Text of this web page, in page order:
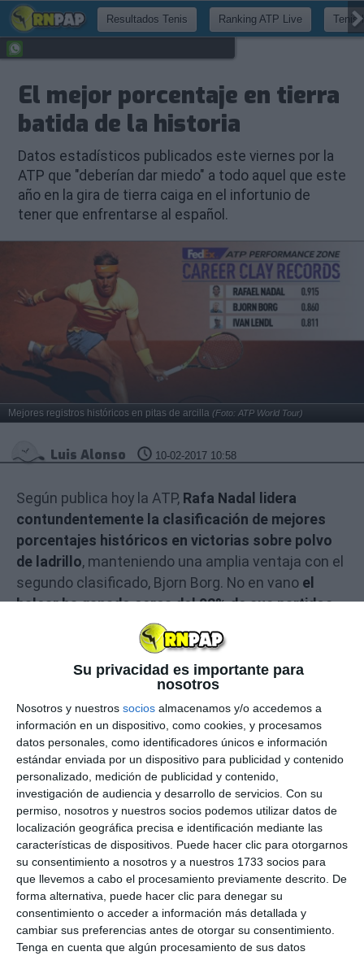
Su privacidad es importante para
nosotros
Nosotros y nuestros socios almacenamos y/o accedemos a
información en un dispositivo, como cookies, y procesamos
datos personales, como identificadores únicos e información
estándar enviada por un dispositivo para publicidad y contenido
personalizado, medición de publicidad y contenido,
investigación de audiencia y desarrollo de servicios. Con su
permiso, nosotros y nuestros socios podemos utilizar datos de
localización geográfica precisa e identificación mediante las
características de dispositivos. Puede hacer clic para otorgarnos
su consentimiento a nosotros y a nuestros 1733 socios para
que llevemos a cabo el procesamiento previamente descrito. De
forma alternativa, puede hacer clic para denegar su
consentimiento o acceder a información más detallada y
cambiar sus preferencias antes de otorgar su consentimiento.
Tenga en cuenta que algún procesamiento de sus datos
Resultados Tenis Ranking ATP Live Tenis
El mejor porcentaje en tierra
batida de la historia
Datos estadísticos publicados este viernes por la
ATP que "deberían dar miedo" a todo aquel que este
año en la gira de tierra caiga en el infortunio de
tener que enfrentarse al español.
Mejores registros históricos en pitas de arcilla (Foto: ATP World Tour)
Luis Alonso 10-02-2017 10:58
Según publica hoy la ATP, Rafa Nadal lidera
contundentemente la clasificación de mejores
porcentajes históricos en victorias sobre polvo
de ladrillo, manteniendo una amplia ventaja con el
segundo clasificado, Bjorn Borg. No en vano el
balear ha ganado cerca del 92% de sus partidos
, manteniendo un registro
actualmente de 365 victorias frente a 34 derrotas.
Instante en que Bjorn Borg entregaba a Rafa Nadal el
trofeo de campeón de Roland Garros 2014
Matthew
Stockman/Getty Images Europe